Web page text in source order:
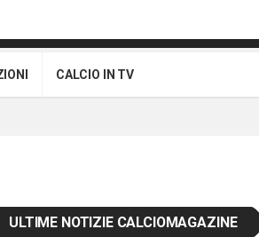
CALCIO IN TV
ULTIME NOTIZIE CALCIOMAGAZINE